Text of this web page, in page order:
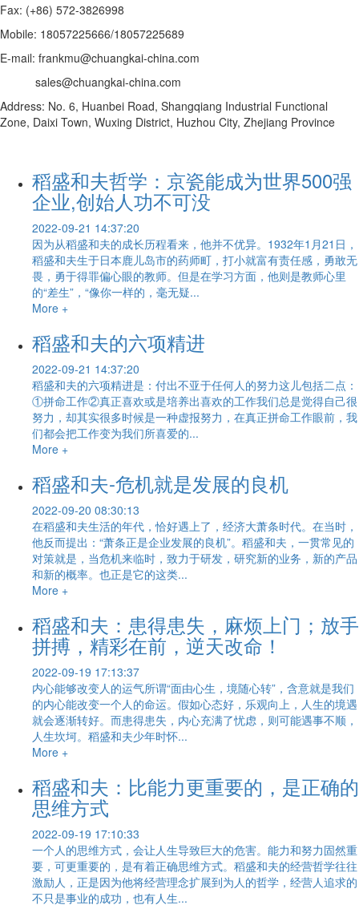
Fax: (+86) 572-3826998
Mobile: 18057225666/18057225689
E-mail: frankmu@chuangkai-china.com
sales@chuangkai-china.com
Address: No. 6, Huanbei Road, Shangqiang Industrial Functional
Zone, Daixi Town, Wuxing District, Huzhou City, Zhejiang Province
稻盛和夫哲学：京瓷能成为世界500强
企业,创始人功不可没
2022-09-21 14:37:20
因为从稻盛和夫的成长历程看来，他并不优异。1932年1月21日，
稻盛和夫生于日本鹿儿岛市的药师町，打小就富有责任感，勇敢无
畏，勇于得罪偏心眼的教师。但是在学习方面，他则是教师心里
的“差生”，“像你一样的，毫无疑...
More +
稻盛和夫的六项精进
2022-09-21 14:37:20
稻盛和夫的六项精进是：付出不亚于任何人的努力这儿包括二点：
①拼命工作②真正喜欢或是培养出喜欢的工作我们总是觉得自己很
努力，却其实很多时候是一种虚报努力，在真正拼命工作眼前，我
们都会把工作变为我们所喜爱的...
More +
稻盛和夫-危机就是发展的良机
2022-09-20 08:30:13
在稻盛和夫生活的年代，恰好遇上了，经济大萧条时代。在当时，
他反而提出：“萧条正是企业发展的良机”。稻盛和夫，一贯常见的
对策就是，当危机来临时，致力于研发，研究新的业务，新的产品
和新的概率。也正是它的这类...
More +
稻盛和夫：患得患失，麻烦上门；放手
拼搏，精彩在前，逆天改命！
2022-09-19 17:13:37
内心能够改变人的运气所谓“面由心生，境随心转”，含意就是我们
的内心能改变一个人的命运。假如心态好，乐观向上，人生的境遇
就会逐渐转好。而患得患失，内心充满了忧虑，则可能遇事不顺，
人生坎坷。稻盛和夫少年时怀...
More +
稻盛和夫：比能力更重要的，是正确的
思维方式
2022-09-19 17:10:33
一个人的思维方式，会让人生导致巨大的危害。能力和努力固然重
要，可更重要的，是有着正确思维方式。稻盛和夫的经营哲学往往
激励人，正是因为他将经营理念扩展到为人的哲学，经营人追求的
不只是事业的成功，也有人生...